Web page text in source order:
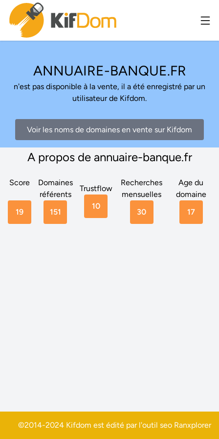
ANNUAIRE-BANQUE.FR
n'est pas disponible à la vente, il a été enregistré par un
utilisateur de Kifdom.
Voir les noms de domaines en vente sur Kifdom
A propos de annuaire-banque.fr
Score
19
Domaines
référents
151
Trustflow
10
Recherches
mensuelles
30
Age du
domaine
17
©2014-2024 Kifdom est édité par l'outil seo Ranxplorer